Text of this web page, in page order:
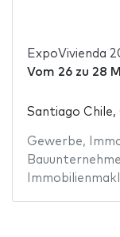
ExpoVivienda
Vom 26zu 28
Santiago Chile,
Gewerbe,